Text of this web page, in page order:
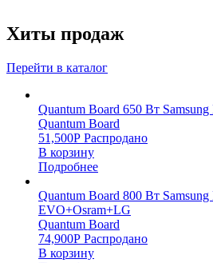
Хиты продаж
Перейти в каталог
Quantum Board 650 Вт
Quantum Board
51,500Р Распродано
В корзину
Подробнее
Quantum Board 800 Вт
EVO+Osram+LG
Quantum Board
74,900Р Распродано
В корзину